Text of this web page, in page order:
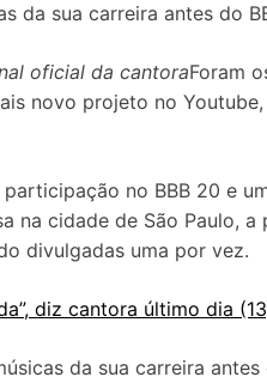
da sua carreira antes do
oficial da cantoraForam
novo projeto no Youtube,
no BBB 20 e
na cidade de São Paulo, a
divulgadas uma por vez.
diz cantora último dia